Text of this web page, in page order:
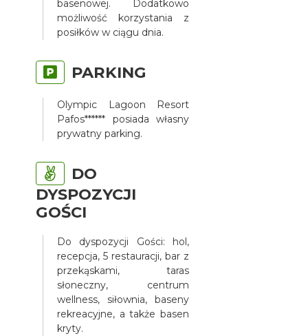
basenowej. Dodatkowo
możliwość korzystania z
posiłków w ciągu dnia.
PARKING
Olympic Lagoon Resort
Pafos****** posiada własny
prywatny parking.
DO
DYSPOZYCJI
GOŚCI
Do dyspozycji Gości: hol,
recepcja, 5 restauracji, bar z
przekąskami, taras
słoneczny, centrum
wellness, siłownia, baseny
rekreacyjne, a także basen
kryty.